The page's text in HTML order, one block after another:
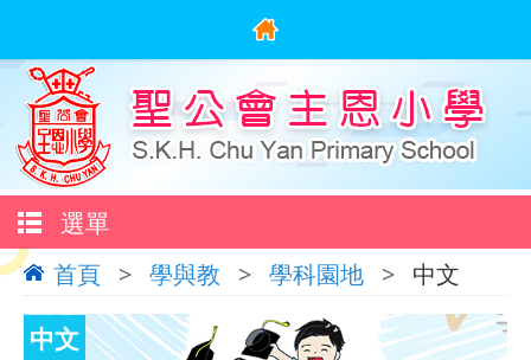
選單
首頁 > 學與教 > 學科園地 > 中文
中文